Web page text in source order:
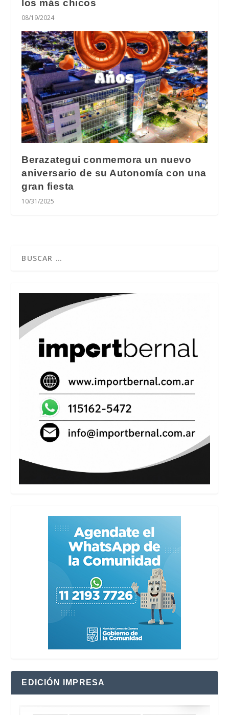
los más chicos
08/19/2024
Berazategui conmemora un nuevo
aniversario de su Autonomía con una
gran fiesta
10/31/2025
EDICIÓN IMPRESA